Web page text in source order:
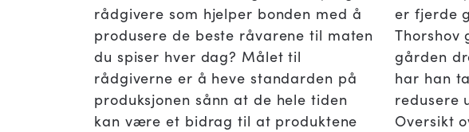
rådgivere som hjelper bonden med å
produsere de beste råvarene til maten
du spiser hver dag? Målet til
rådgiverne er å heve standarden på
produksjonen sånn at de hele tiden
kan være et bidrag til at produktene
er fjerde
Thorshov
gården
har han
redusere
Oversikt